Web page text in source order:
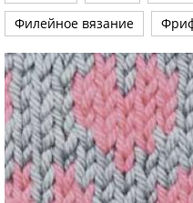
Филейное вязание